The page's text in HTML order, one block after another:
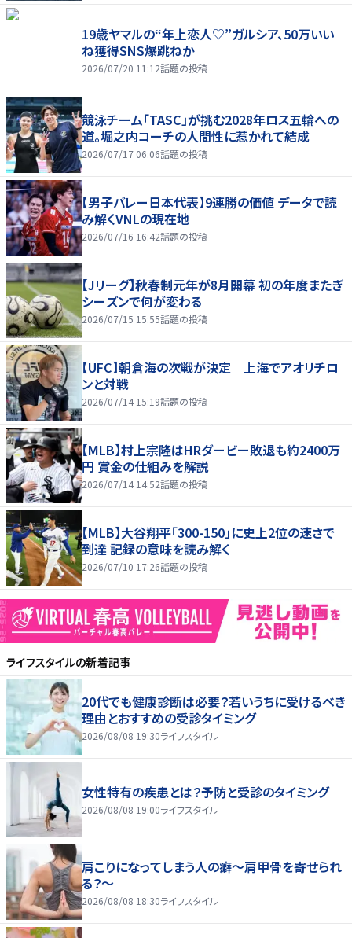
19歳ヤマルの“年上恋人♡”ガルシア、50万いい
ね獲得SNS爆跳ねか
2026/07/20 11:12話題の投稿
競泳チーム「TASC」が挑む2028年ロス五輪への
道。堀之内コーチの人間性に惹かれて結成
2026/07/17 06:06話題の投稿
【男子バレー日本代表】9連勝の価値 データで読
み解くVNLの現在地
2026/07/16 16:42話題の投稿
【Jリーグ】秋春制元年が8月開幕 初の年度またぎ
シーズンで何が変わる
2026/07/15 15:55話題の投稿
【UFC】朝倉海の次戦が決定 上海でアオリチロ
ンと対戦
2026/07/14 15:19話題の投稿
【MLB】村上宗隆はHRダービー敗退も約2400万
円 賞金の仕組みを解説
2026/07/14 14:52話題の投稿
【MLB】大谷翔平「300-150」に史上2位の速さで
到達 記録の意味を読み解く
2026/07/10 17:26話題の投稿
ライフスタイルの新着記事
20代でも健康診断は必要？若いうちに受けるべき
理由とおすすめの受診タイミング
2026/08/08 19:30ライフスタイル
女性特有の疾患とは？予防と受診のタイミング
2026/08/08 19:00ライフスタイル
肩こりになってしまう人の癖～肩甲骨を寄せられ
る？～
2026/08/08 18:30ライフスタイル